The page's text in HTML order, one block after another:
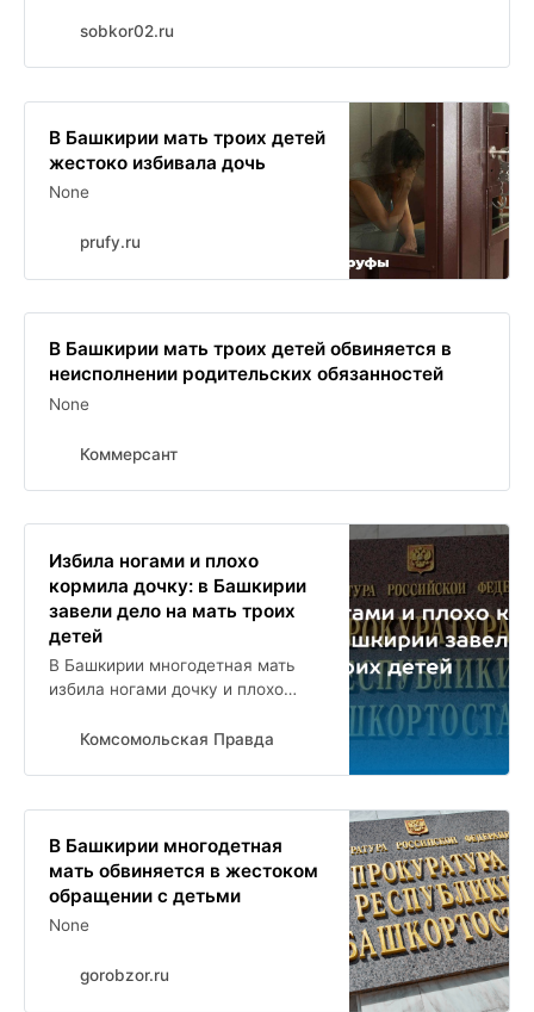
sobkor02.ru
В Башкирии мать троих детей
жестоко избивала дочь
None
prufy.ru
В Башкирии мать троих детей обвиняется в
неисполнении родительских обязанностей
None
Коммерсант
Избила ногами и плохо
кормила дочку: в Башкирии
завели дело на мать троих
детей
В Башкирии многодетная мать
избила ногами дочку и плохо
Комсомольская Правда
В Башкирии многодетная
мать обвиняется в жестоком
обращении с детьми
None
gorobzor.ru